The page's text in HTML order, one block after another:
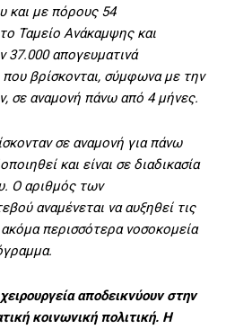
και με πόρους 54
Ταμείο Ανάκαμψης και
37.000 απογευματινά
που βρίσκονται, σύμφωνα με την
σε αναμονή πάνω από 4 μήνες.
σε αναμονή για πάνω
και είναι σε διαδικασία
Ο αριθμός των
αναμένεται να αυξηθεί τις
περισσότερα νοσοκομεία
αποδεικνύουν στην
κοινωνική πολιτική. Η